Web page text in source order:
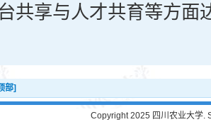
共享与人才共育等方面
部]
Copyright 2025 四川农业大学.